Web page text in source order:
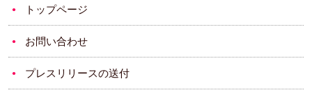
トップページ
お問い合わせ
プレスリリースの送付